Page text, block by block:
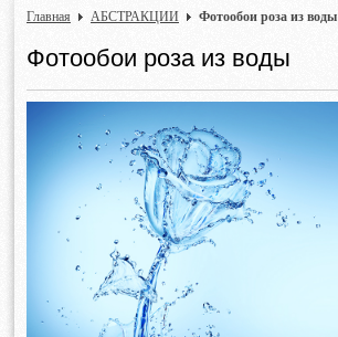
Главная АБСТРАКЦИИ Фотообои роза из воды
Фотообои роза из воды